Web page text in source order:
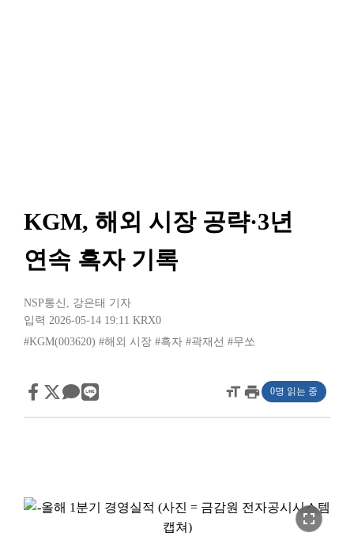
KGM, 해외 시장 공략·3년
연속 흑자 기록
NSP통신 , 강은태 기자
입력 2026-05-14 19:11 KRX0
#KGM(003620) #해외 시장 #흑자 #곽재선 #무쏘
format_sizeprint 0명 읽는 중
fullscreen